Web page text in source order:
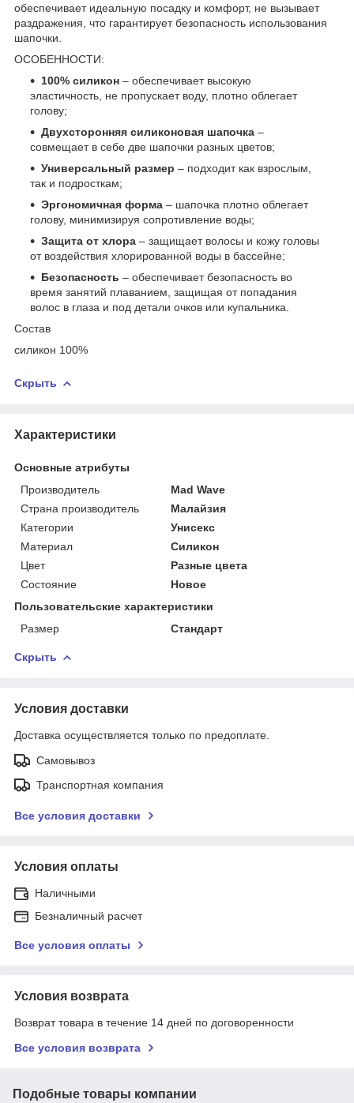
обеспечивает идеальную посадку и комфорт, не вызывает
раздражения, что гарантирует безопасность использования
шапочки.
ОСОБЕННОСТИ:
100% силикон – обеспечивает высокую
эластичность, не пропускает воду, плотно облегает
голову;
Двухсторонняя силиконовая шапочка –
совмещает в себе две шапочки разных цветов;
Универсальный размер – подходит как взрослым,
так и подросткам;
Эргономичная форма – шапочка плотно облегает
голову, минимизируя сопротивление воды;
Защита от хлора – защищает волосы и кожу головы
от воздействия хлорированной воды в бассейне;
Безопасность – обеспечивает безопасность во
время занятий плаванием, защищая от попадания
волос в глаза и под детали очков или купальника.
Состав
силикон 100%
Скрыть
Характеристики
Основные атрибуты
Производитель
Mad Wave
Страна производитель
Малайзия
Категории
Унисекс
Материал
Силикон
Цвет
Разные цвета
Состояние
Новое
Пользовательские характеристики
Размер
Стандарт
Скрыть
Условия доставки
Доставка осуществляется только по предоплате.
Самовывоз
Транспортная компания
Все условия доставки
Условия оплаты
Наличными
Безналичный расчет
Все условия оплаты
Условия возврата
Возврат товара в течение 14 дней по договоренности
Все условия возврата
Подобные товары компании